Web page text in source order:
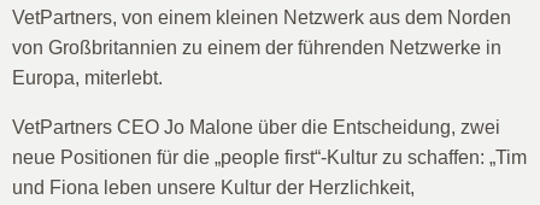
VetPartners, von einem kleinen Netzwerk aus dem Norden
von Großbritannien zu einem der führenden Netzwerke in
Europa, miterlebt.
VetPartners CEO Jo Malone über die Entscheidung, zwei
neue Positionen für die „people first“-Kultur zu schaffen: „Tim
und Fiona leben unsere Kultur der Herzlichkeit,